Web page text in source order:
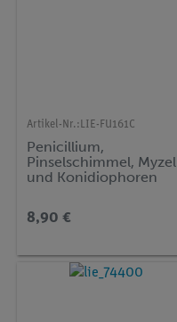
Artikel-Nr.: LIE-FU161C
Penicillium,
Pinselschimmel, Myzel
und Konidiophoren
8,90 €